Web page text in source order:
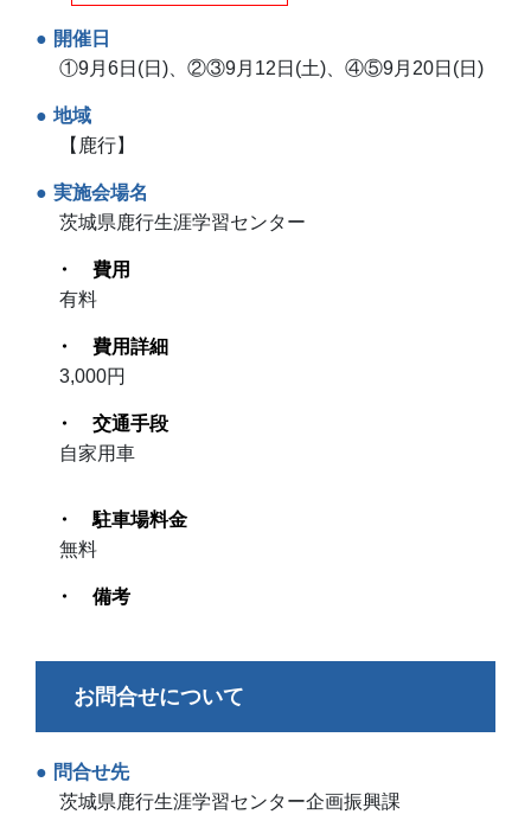
開催日
①9月6日(日)、②③9月12日(土)、④⑤9月20日(日)
地域
【鹿行】
実施会場名
茨城県鹿行生涯学習センター
費用
有料
費用詳細
3,000円
交通手段
自家用車
駐車場料金
無料
備考
お問合せについて
問合せ先
茨城県鹿行生涯学習センター企画振興課